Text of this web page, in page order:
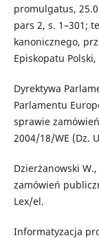
promulgatus,
pars 2, s. 1–301;
kanonicznego,
Episkopatu
Dyrektywa
Parlamentu
sprawie
2004/18/WE (Dz.
Dzierżanowski
zamówień
Lex/el.
Informatyzacja